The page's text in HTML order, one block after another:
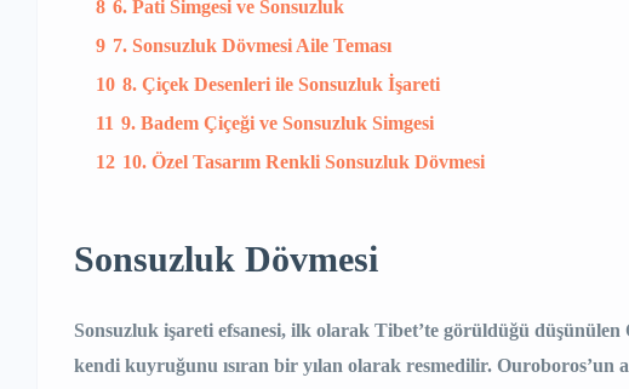
8 6. Pati Simgesi ve Sonsuzluk
9 7. Sonsuzluk Dövmesi Aile Teması
10 8. Çiçek Desenleri ile Sonsuzluk İşareti
11 9. Badem Çiçeği ve Sonsuzluk Simgesi
12 10. Özel Tasarım Renkli Sonsuzluk Dövmesi
Sonsuzluk Dövmesi
Sonsuzluk işareti efsanesi, ilk olarak Tibet’te görüldüğü
kendi kuyruğunu ısıran bir yılan olarak resmedilir. Ouroboros’un